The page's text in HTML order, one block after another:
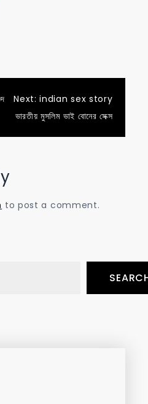
Next: indian sex story
ভারতীয় মুসলিম ভাই বোনের সেক্স
to post a comment.